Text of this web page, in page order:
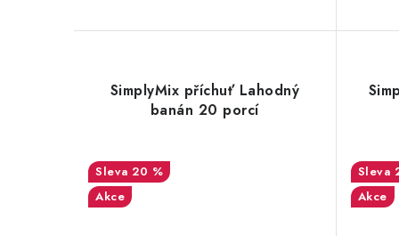
SimplyMix příchuť Lahodný
banán 20 porcí
20 %
Akce
Akce